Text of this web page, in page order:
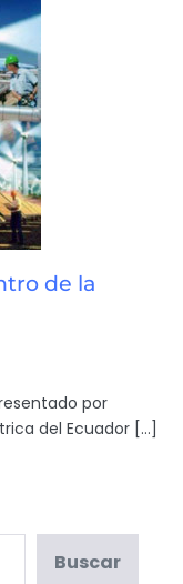
de la
por
del Ecuador […]
Buscar